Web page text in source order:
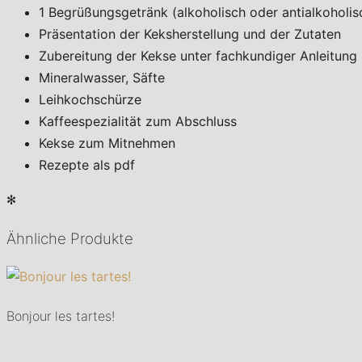
1 Begrüßungsgetränk (alkoholisch oder
Präsentation der Keksherstellung und der Zutaten
Zubereitung der Kekse unter fachkundiger Anleitung
Mineralwasser, Säfte
Leihkochschürze
Kaffeespezialität zum Abschluss
Kekse zum Mitnehmen
Rezepte als pdf
✻
Ähnliche Produkte
Bonjour les tartes!